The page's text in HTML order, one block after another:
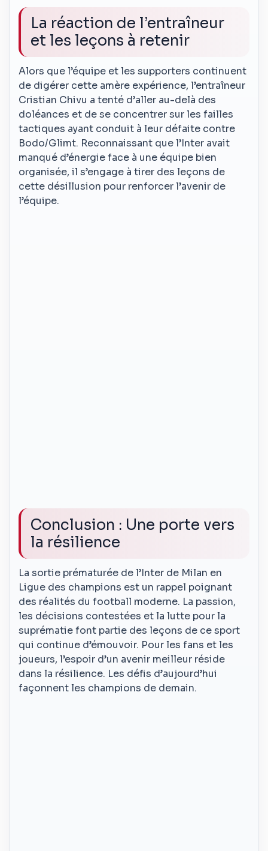
La réaction de l’entraîneur
et les leçons à retenir
Alors que l’équipe et les supporters continuent
de digérer cette amère expérience, l’entraîneur
Cristian Chivu a tenté d’aller au-delà des
doléances et de se concentrer sur les failles
tactiques ayant conduit à leur défaite contre
Bodo/Glimt. Reconnaissant que l’Inter avait
manqué d’énergie face à une équipe bien
organisée, il s’engage à tirer des leçons de
cette désillusion pour renforcer l’avenir de
l’équipe.
Conclusion : Une porte vers
la résilience
La sortie prématurée de l’Inter de Milan en
Ligue des champions est un rappel poignant
des réalités du football moderne. La passion,
les décisions contestées et la lutte pour la
suprématie font partie des leçons de ce sport
qui continue d’émouvoir. Pour les fans et les
joueurs, l’espoir d’un avenir meilleur réside
dans la résilience. Les défis d’aujourd’hui
façonnent les champions de demain.